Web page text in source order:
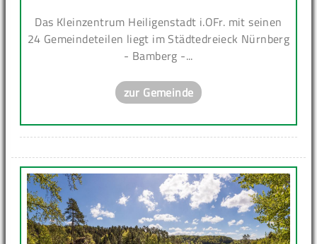
Das Kleinzentrum Heiligenstadt i.OFr. mit seinen
24 Gemeindeteilen liegt im Städtedreieck Nürnberg
- Bamberg -...
zur Gemeinde